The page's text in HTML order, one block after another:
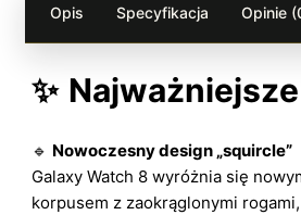
Opis Specyfikacja Opinie
✨
🔹 Nowoczesny design „squircle”
Galaxy Watch 8 wyróżnia się
korpusem z zaokrąglonymi